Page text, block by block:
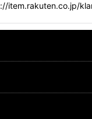
item.rakuten.co.jp/